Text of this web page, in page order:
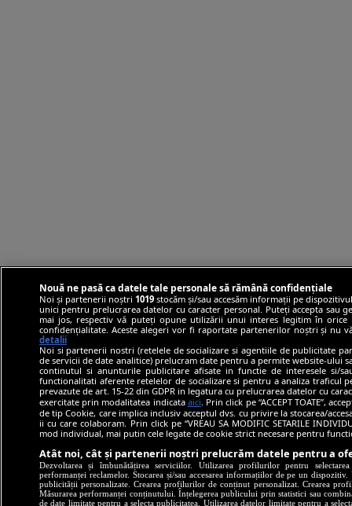
Nouă ne pasă ca datele tale personale să rămână confidențiale
Noi și partenerii noștri 1019stocăm și/sau accesăm informații pe
unici pentru prelucrarea datelor cu caracter personal. Puteți accepta sau
mai jos, respectiv vă puteți opune utilizării unui interes legitim în
confidențialitate. Aceste alegeri vor fi raportate partenerilor noștri și nu
detalii
Noi si partenerii nostri (retelele de socializare si agentiile de publicitate
de servicii de date analitice) prelucram date pentru a permite website-ului
continutul si anunturile publicitare afisate in functie de interesele si/
functionalitati aferente retelelor de socializare si pentru a analiza traficul
prevazute de art. 15-22 din GDPR in legatura cu prelucrarea datelor cu
exercitate prin modalitatea indicata aici . Prin click pe “ACCEPT TOATE”,
de tip Cookie, care implica inclusiv acceptul dvs. cu privire la stocarea/
ii cu care colaboram. Prin click pe “VREAU SA MODIFIC SETARILE
mod individual, mai putin cele legate de cookie strict necesare pentru
Atât noi, cât și partenerii noștri prelucrăm datele pentru a
Dezvoltarea și îmbunătățirea serviciilor. Utilizarea profilurilor pentru
performanței reclamelor. Stocarea și/sau accesarea informațiilor de pe un
publicității personalizate. Crearea profilurilor de conținut personalizat. Crearea
Măsurarea performanței conținutului. Înțelegerea publicului prin statistici sau
de date limitate pentru a selecta publicitatea. Utilizarea datelor limitate pentru a